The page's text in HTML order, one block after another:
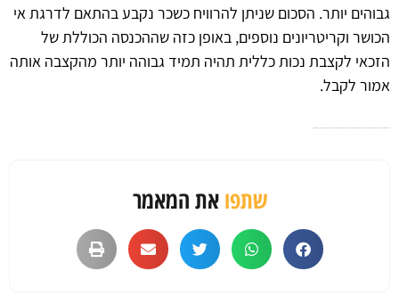
גבוהים יותר. הסכום שניתן להרוויח כשכר נקבע בהתאם לדרגת אי
הכושר וקריטריונים נוספים, באופן כזה שההכנסה הכוללת של
הזכאי לקצבת נכות כללית תהיה תמיד גבוהה יותר מהקצבה אותה
אמור לקבל.
שתפואת המאמר